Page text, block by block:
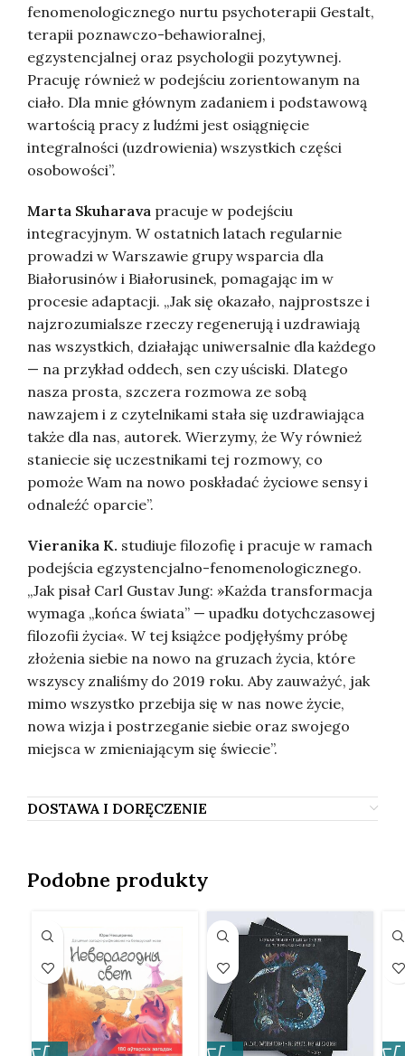
fenomenologicznego nurtu psychoterapii Gestalt,
terapii poznawczo-behawioralnej,
egzystencjalnej oraz psychologii pozytywnej.
Pracuję również w podejściu zorientowanym na
ciało. Dla mnie głównym zadaniem i podstawową
wartością pracy z ludźmi jest osiągnięcie
integralności (uzdrowienia) wszystkich części
osobowości”.
Marta Skuharava pracuje w podejściu
integracyjnym. W ostatnich latach regularnie
prowadzi w Warszawie grupy wsparcia dla
Białorusinów i Białorusinek, pomagając im w
procesie adaptacji. „Jak się okazało, najprostsze i
najzrozumialsze rzeczy regenerują i uzdrawiają
nas wszystkich, działając uniwersalnie dla każdego
— na przykład oddech, sen czy uściski. Dlatego
nasza prosta, szczera rozmowa ze sobą
nawzajem i z czytelnikami stała się uzdrawiająca
także dla nas, autorek. Wierzymy, że Wy również
staniecie się uczestnikami tej rozmowy, co
pomoże Wam na nowo poskładać życiowe sensy i
odnaleźć oparcie”.
Vieranika K. studiuje filozofię i pracuje w ramach
podejścia egzystencjalno-fenomenologicznego.
„Jak pisał Carl Gustav Jung: »Każda transformacja
wymaga „końca świata” — upadku dotychczasowej
filozofii życia«. W tej książce podjęłyśmy próbę
złożenia siebie na nowo na gruzach życia, które
wszyscy znaliśmy do 2019 roku. Aby zauważyć, jak
mimo wszystko przebija się w nas nowe życie,
nowa wizja i postrzeganie siebie oraz swojego
miejsca w zmieniającym się świecie”.
DOSTAWA I DORĘCZENIE
Podobne produkty